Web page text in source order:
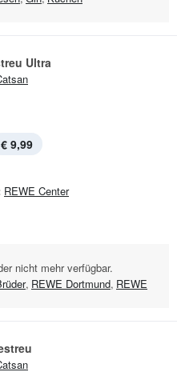
Ultra
€ 9,99
REWE Center
nicht mehr verfügbar.
, REWE Dortmund, REWE